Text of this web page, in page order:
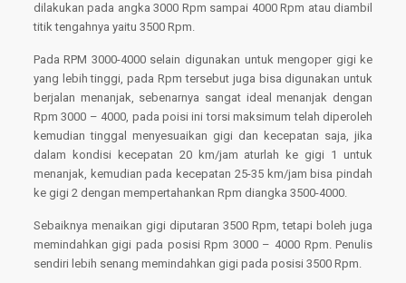
dilakukan pada angka 3000 Rpm sampai 4000 Rpm atau diambil
titik tengahnya yaitu 3500 Rpm.
Pada RPM 3000-4000 selain digunakan untuk mengoper gigi ke
yang lebih tinggi, pada Rpm tersebut juga bisa digunakan untuk
berjalan menanjak, sebenarnya sangat ideal menanjak dengan
Rpm 3000 – 4000, pada poisi ini torsi maksimum telah diperoleh
kemudian tinggal menyesuaikan gigi dan kecepatan saja, jika
dalam kondisi kecepatan 20 km/jam aturlah ke gigi 1 untuk
menanjak, kemudian pada kecepatan 25-35 km/jam bisa pindah
ke gigi 2 dengan mempertahankan Rpm diangka 3500-4000.
Sebaiknya menaikan gigi diputaran 3500 Rpm, tetapi boleh juga
memindahkan gigi pada posisi Rpm 3000 – 4000 Rpm. Penulis
sendiri lebih senang memindahkan gigi pada posisi 3500 Rpm.